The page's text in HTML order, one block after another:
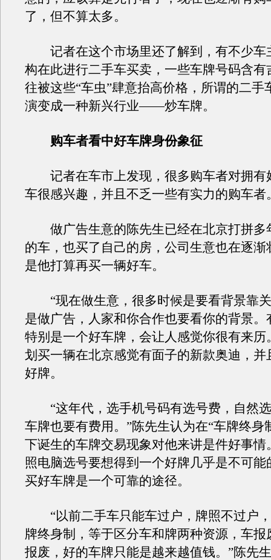
了，但不算太多。
记者在这个市场里还了解到，有不少车
构在此进行二手车买卖，一些车牌号码含有
往被这些“车虫”肆意抬高价格，所谓的二手
演变成一种新兴行业——炒车牌。
购车者看中好车牌身份象征
记者在车市上发现，很多购车者对拥有
车很感兴趣，并且不乏一些有实力的购车者
做广告生意的陈先生已经在北京打拼多
的车，也买了自己的房，公司生意也在逐渐
是他打算再买一辆好车。
“现在做生意，很多时候是要看背景靠
是做广告，人家和你合作也要看你的背景。
特别是一个好车牌，会让人感觉你很有来历
划买一辆在北京感觉有面子的新款奥迪，并
好牌。
“这年代，选手机号码有选号费，自然
车牌也要有费用。”陈先生认为在“车牌终身
下诞生的车牌交易现象对他来讲是件好事情
照电脑选号要想得到一个好牌几乎是不可能
买好车牌是一个可靠的途径。
“以前二手车只能车过户，牌照不过户
牌终身制，等于区分车和牌两种资源，车报
报废，好的车牌只能是越来越值钱。”陈先